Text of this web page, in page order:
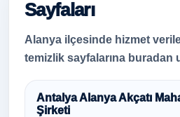
Sayfaları
Alanya ilçesinde hizmet
temizlik sayfalarına buradan
Antalya Alanya Akçatı
Şirketi